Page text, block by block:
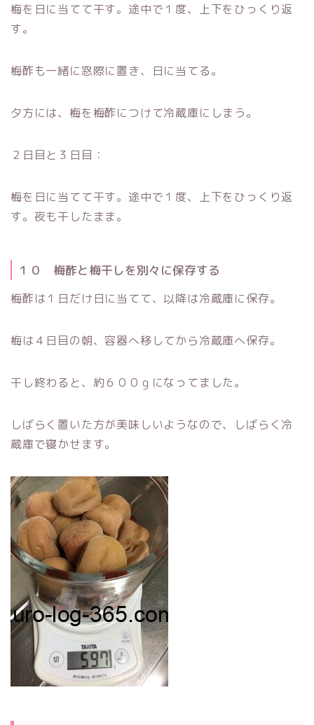
梅を日に当てて干す。途中で１度、上下をひっくり返
す。
梅酢も一緒に窓際に置き、日に当てる。
夕方には、梅を梅酢につけて冷蔵庫にしまう。
２日目と３日目：
梅を日に当てて干す。途中で１度、上下をひっくり返
す。夜も干したまま。
１０ 梅酢と梅干しを別々に保存する
梅酢は１日だけ日に当てて、以降は冷蔵庫に保存。
梅は４日目の朝、容器へ移してから冷蔵庫へ保存。
干し終わると、約６００ｇになってました。
しばらく置いた方が美味しいようなので、しばらく冷
蔵庫で寝かせます。